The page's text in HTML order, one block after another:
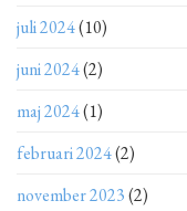
juli 2024(10)
juni 2024(2)
maj 2024(1)
februari 2024(2)
november 2023(2)